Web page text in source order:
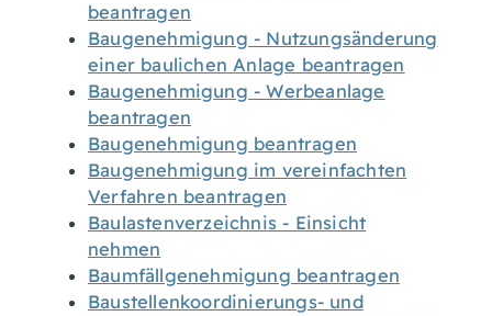
beantragen
Baugenehmigung - Nutzungsänderung
einer baulichen Anlage beantragen
Baugenehmigung - Werbeanlage
beantragen
Baugenehmigung beantragen
Baugenehmigung im vereinfachten
Verfahren beantragen
Baulastenverzeichnis - Einsicht
nehmen
Baumfällgenehmigung beantragen
Baustellenkoordinierungs- und